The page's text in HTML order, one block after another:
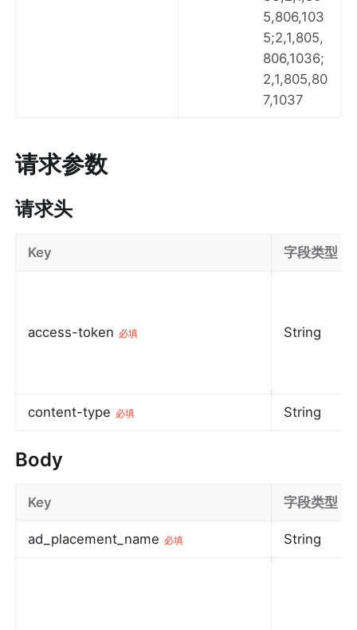
5,806,103
5;2,1,805,
806,1036;
2,1,805,80
7,1037
请求参数
请求头
Key 字段类型
access-token 必填 String
content-type 必填 String
Body
Key 字段类型
ad_placement_name 必填 String